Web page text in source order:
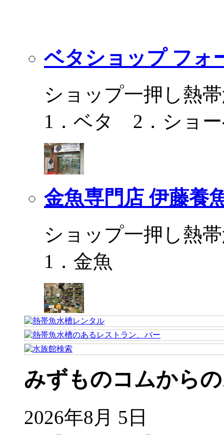
ベタショップ フォ
ショップ一押し熱
1．ベタ 2．ショ
金魚専門店 伊藤養
ショップ一押し熱
1．金魚
みずものコムから
2026年8月 5日